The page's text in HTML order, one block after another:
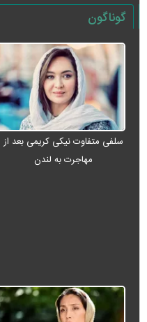
گوناگون
سلفی متفاوت نیکی کریمی بعد از
مهاجرت به لندن